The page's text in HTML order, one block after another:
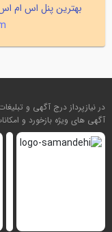
بهترین پنل اس ام
در نیازپرداز درج آگهی و
آگهی های ویژه بازخورد و